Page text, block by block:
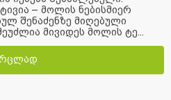
– მოლის ნებისმიერ
შენაძენზე მიღებული
მივიდეს მოლის ტე...